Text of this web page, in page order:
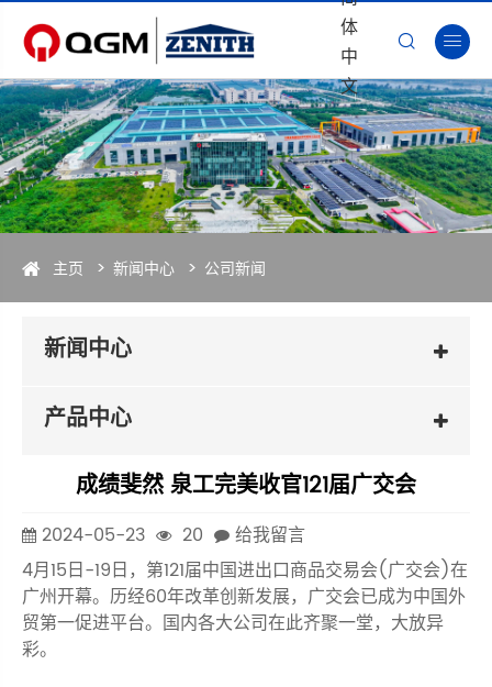
体
中
文
 
主页 新闻中心 公司新闻
新闻中心
产品中心
成绩斐然 泉工完美收官121届广交会
2024-05-23 20
给我留言
4月15日-19日，第121届中国进出口商品交易会(广交会)在
广州开幕。历经60年改革创新发展，广交会已成为中国外
贸第一促进平台。国内各大公司在此齐聚一堂，大放异
彩。